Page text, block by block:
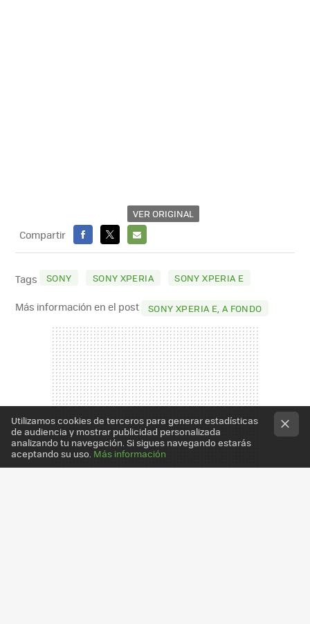
VER ORIGINAL
Compartir
FACEBOOK
X
E-
MAIL
Tags SONY SONY XPERIA SONY XPERIA E
Más información en el post SONY XPERIA E, A FONDO
Utilizamos cookies de terceros para generar estadísticas
de audiencia y mostrar publicidad personalizada
analizando tu navegación. Si sigues navegando estarás
aceptando su uso. Más información